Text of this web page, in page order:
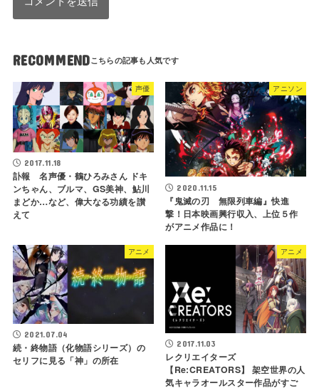
RECOMMEND
声優
2017.11.18
訃報 名声優・鶴ひろみさん ドキ
ンちゃん、ブルマ、GS美神、鮎川
まどか…など、偉大なる功績を讃
えて
アニソン
2020.11.15
『鬼滅の刃 無限列車編』快進
撃！日本映画興行収入、上位５作
がアニメ作品に！
アニメ
2021.07.04
続・終物語（化物語シリーズ）の
セリフに見る「神」の所在
アニメ
2017.11.03
レクリエイターズ
【Re:CREATORS】 架空世界の人
気キャラオールスター作品がすご